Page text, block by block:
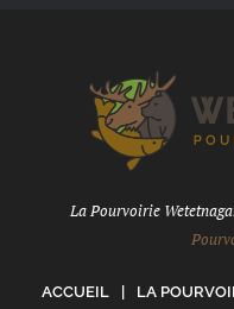
La Pourvoirie
ACCUEIL LA